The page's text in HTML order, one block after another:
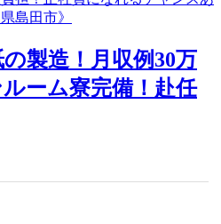
製造！月収例30万
ーム寮完備！赴任